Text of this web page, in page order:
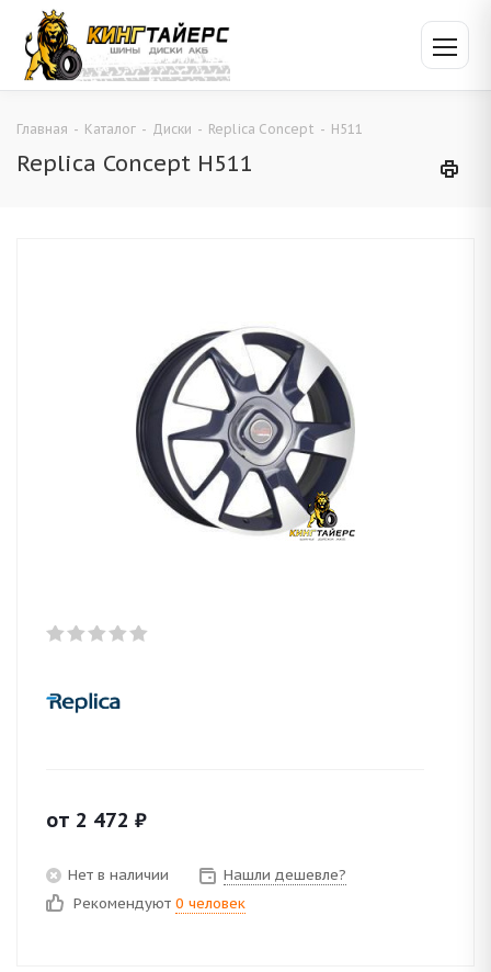
Главная - Каталог - Диски - Replica Concept - H511
Replica Concept H511
от 2 472 ₽
Нет в наличии
Нашли дешевле?
Рекомендуют 0 человек